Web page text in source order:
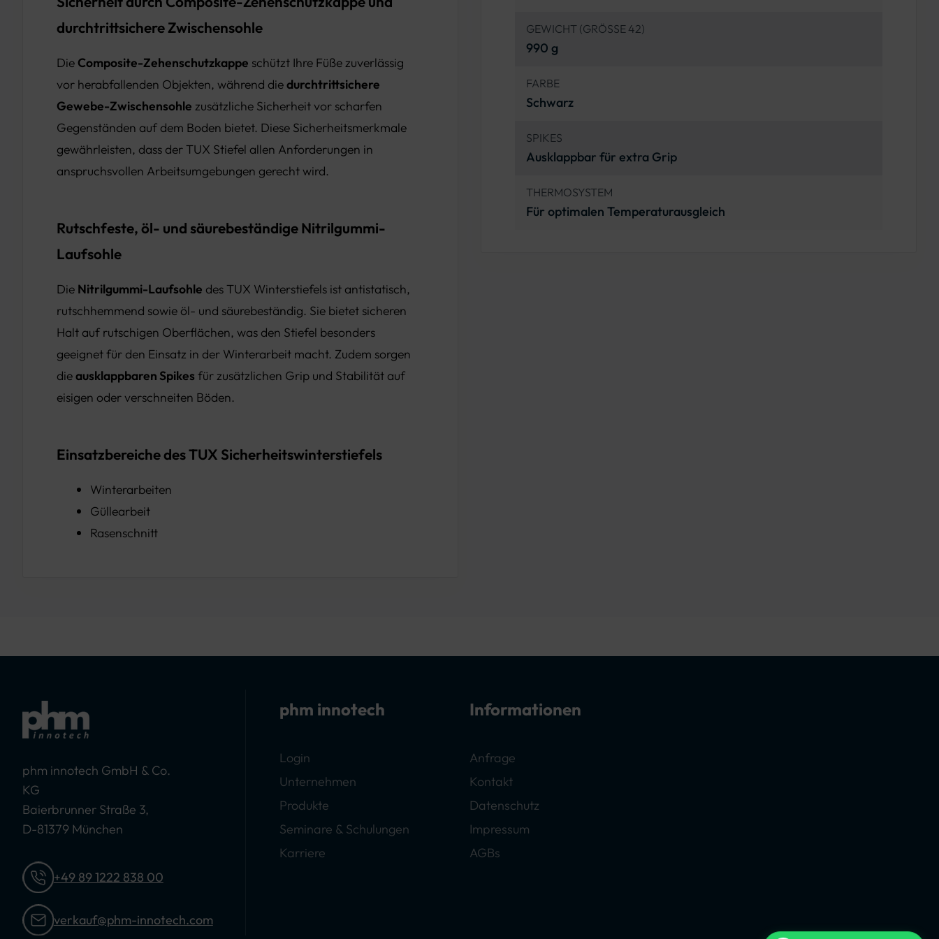
durchtrittsichere Zwischensohle
Die Composite-Zehenschutzkappe schützt Ihre Füße zuverlässig
vor herabfallenden Objekten, während diedurchtrittsichere
Gewebe-Zwischensohle zusätzliche Sicherheit vor scharfen
Gegenständen auf dem Boden bietet. Diese Sicherheitsmerkmale
gewährleisten, dass der TUX Stiefel allen Anforderungen in
anspruchsvollen Arbeitsumgebungen gerecht wird.
Rutschfeste, öl- und säurebeständige Nitrilgummi-
Laufsohle
Die Nitrilgummi-Laufsohle des TUX Winterstiefels ist antistatisch,
rutschhemmend sowie öl- und säurebeständig. Sie bietet sicheren
Halt auf rutschigen Oberflächen, was den Stiefel besonders
geeignet für den Einsatz in der Winterarbeit macht. Zudem sorgen
dieausklappbaren Spikes für zusätzlichen Grip und Stabilität auf
eisigen oder verschneiten Böden.
Einsatzbereiche des TUX Sicherheitswinterstiefels
Winterarbeiten
Güllearbeit
Rasenschnitt
GEWICHT (GRÖSSE 42)
990 g
FARBE
Schwarz
SPIKES
Ausklappbar für extra Grip
THERMOSYSTEM
Für optimalen Temperaturausgleich
phm innotech GmbH & Co.
KG
Baierbrunner Straße 3,
D-81379 München
+49 89 1222 838 00
verkauf@phm-innotech.com
phm innotech
Login
Unternehmen
Produkte
Seminare & Schulungen
Karriere
Informationen
Anfrage
Kontakt
Datenschutz
Impressum
AGBs